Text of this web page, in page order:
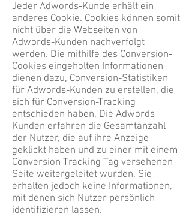
Jeder Adwords-Kunde erhält ein
anderes Cookie. Cookies können somit
nicht über die Webseiten von
Adwords-Kunden nachverfolgt
werden. Die mithilfe des Conversion-
Cookies eingeholten Informationen
dienen dazu, Conversion-Statistiken
für Adwords-Kunden zu erstellen, die
sich für Conversion-Tracking
entschieden haben. Die Adwords-
Kunden erfahren die Gesamtanzahl
der Nutzer, die auf ihre Anzeige
geklickt haben und zu einer mit einem
Conversion-Tracking-Tag versehenen
Seite weitergeleitet wurden. Sie
erhalten jedoch keine Informationen,
mit denen sich Nutzer persönlich
identifizieren lassen.